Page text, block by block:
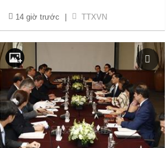
14 giờ trước TTXVN